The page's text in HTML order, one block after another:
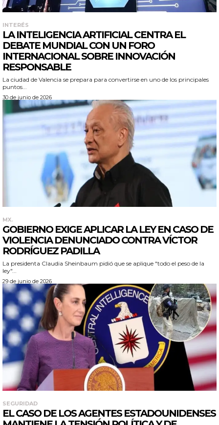
INTERÉS
LA INTELIGENCIA ARTIFICIAL CENTRA EL
DEBATE MUNDIAL CON UN FORO
INTERNACIONAL SOBRE INNOVACIÓN
RESPONSABLE
La ciudad de Valencia se prepara para convertirse en uno de los principales
puntos...
30 de junio de 2026
MX.
GOBIERNO EXIGE APLICAR LA LEY EN CASO DE
VIOLENCIA DENUNCIADO CONTRA VÍCTOR
RODRÍGUEZ PADILLA
La presidenta Claudia Sheinbaum pidió que se aplique "todo el peso de la
ley"...
29 de junio de 2026
SEGURIDAD
EL CASO DE LOS AGENTES ESTADOUNIDENSES